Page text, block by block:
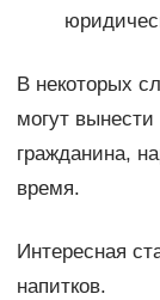
В некоторых
могут
гражданина,
время.
Интересная
напитков.